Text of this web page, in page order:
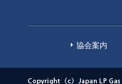
協会案内